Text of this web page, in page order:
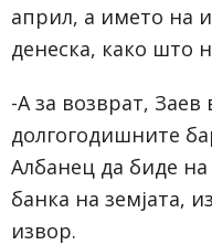
април, а името на
денеска, како што
-А за возврат, Заев
долгогодишните
Албанец да биде
банка на земјата,
извор.